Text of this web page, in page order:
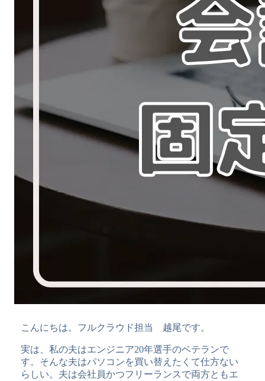
こんにちは。フルクラウド担当 越尾です。
実は、私の夫はエンジニア20年選手のベテランで
す。そんな夫はパソコンを買い替えたくて仕方ない
らしい。夫は会社員かつフリーランスで両方ともエ